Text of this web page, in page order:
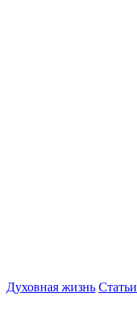
Духовная жизнь Статьи